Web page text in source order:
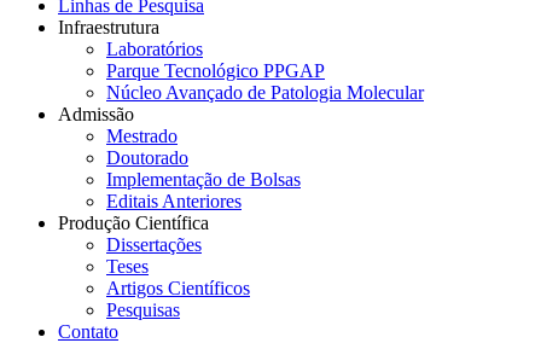
Linhas de Pesquisa
Infraestrutura
Laboratórios
Parque Tecnológico PPGAP
Núcleo Avançado de Patologia Molecular
Admissão
Mestrado
Doutorado
Implementação de Bolsas
Editais Anteriores
Produção Científica
Dissertações
Teses
Artigos Científicos
Pesquisas
Contato